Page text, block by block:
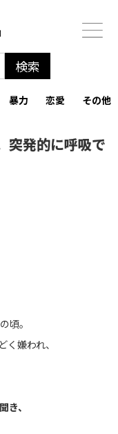
暴力 恋愛 その他
突発的に呼吸で
頃。
嫌われ、
き、